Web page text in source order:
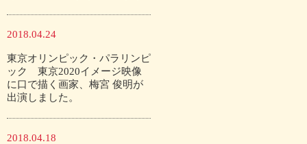
2018.04.24
東京オリンピック・パラリンピ
ック 東京2020イメージ映像
に口で描く画家、梅宮 俊明が
出演しました。
2018.04.18